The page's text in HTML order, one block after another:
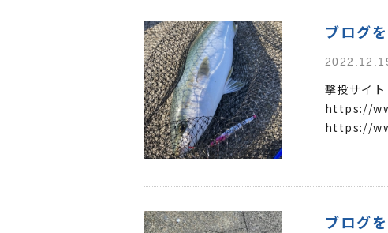
ブログ
撃投サイト
https://
https://
ブログ